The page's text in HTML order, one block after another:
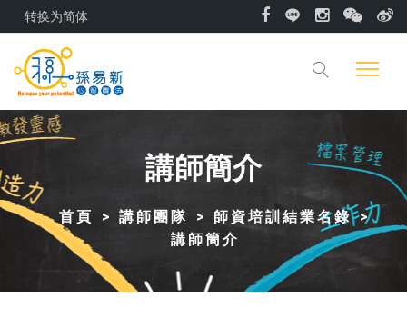
转换为简体
講師簡介
首頁 講師團隊
師資培訓結業名錄
講師簡介